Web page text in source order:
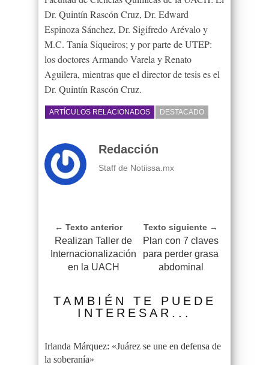
Dr. Quintín Rascón Cruz, Dr. Edward
Espinoza Sánchez, Dr. Sigifredo Arévalo y
M.C. Tania Siqueiros; y por parte de UTEP:
los doctores Armando Varela y Renato
Aguilera, mientras que el director de tesis es el
Dr. Quintín Rascón Cruz.
ARTÍCULOS RELACIONADOS DESTACADO
Redacción
Staff de Notiissa.mx
← Texto anterior
Realizan Taller de
Internacionalización
en la UACH
Texto siguiente →
Plan con 7 claves
para perder grasa
abdominal
TAMBIÉN TE PUEDE
INTERESAR...
Irlanda Márquez: «Juárez se une en defensa de
la soberanía»